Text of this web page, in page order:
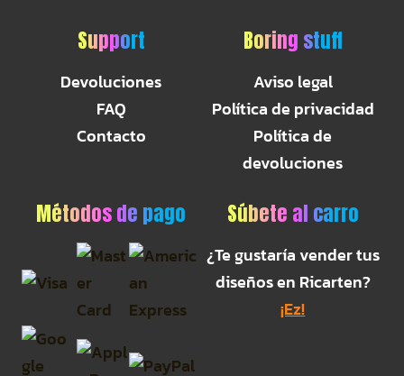
Support
Devoluciones
FAQ
Contacto
Boring stuff
Aviso legal
Política de privacidad
Política de
devoluciones
Métodos de pago Súbete al carro
¿Te gustaría vender tus
diseños en Ricarten?
¡Ez!